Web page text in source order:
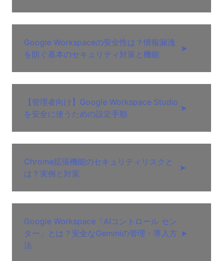
Google Workspaceの安全性は？情報漏洩
を防ぐ基本のセキュリティ対策と機能
➤
【管理者向け】Google Workspace Studio
を安全に使うための設定手順
➤
Chrome拡張機能のセキュリティリスクと
は？実例と対策
➤
Google Workspace「AIコントロール セン
ター」とは？安全なGeminiの管理・導入方
法
➤